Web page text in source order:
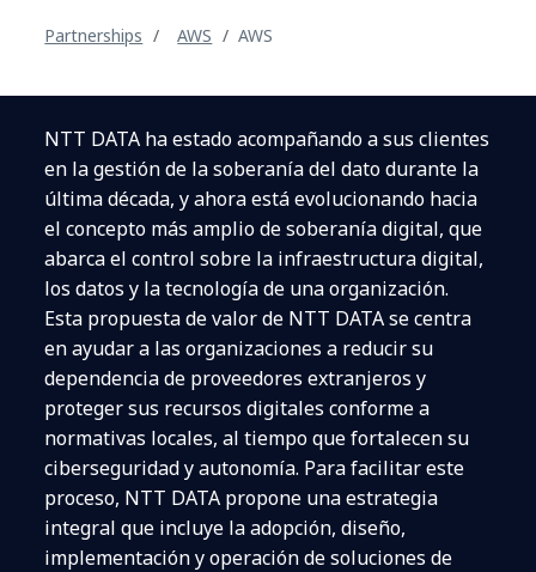
Partnerships AWS AWS
NTT DATA ha estado acompañando a sus clientes
en la gestión de la soberanía del dato durante la
última década, y ahora está evolucionando hacia
el concepto más amplio de soberanía digital, que
abarca el control sobre la infraestructura digital,
los datos y la tecnología de una organización.
Esta propuesta de valor de NTT DATA se centra
en ayudar a las organizaciones a reducir su
dependencia de proveedores extranjeros y
proteger sus recursos digitales conforme a
normativas locales, al tiempo que fortalecen su
ciberseguridad y autonomía. Para facilitar este
proceso, NTT DATA propone una estrategia
integral que incluye la adopción, diseño,
implementación y operación de soluciones de